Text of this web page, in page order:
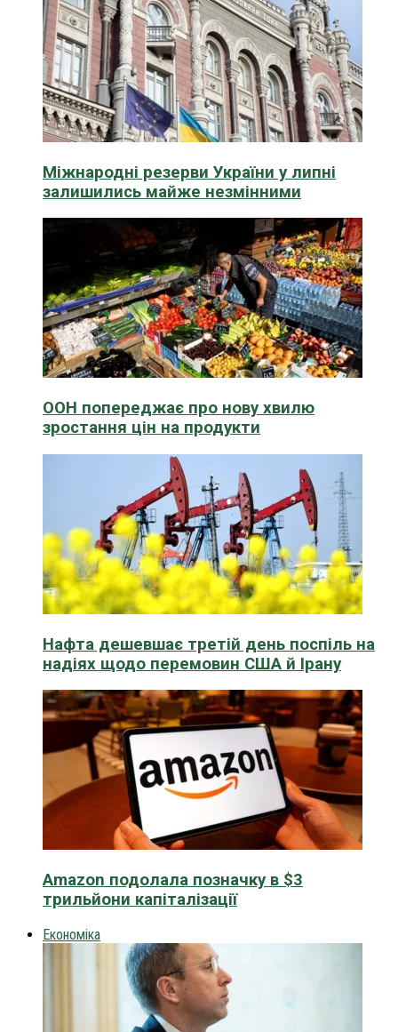
Міжнародні резерви України у липні
залишились майже незмінними
ООН попереджає про нову хвилю
зростання цін на продукти
Нафта дешевшає третій день поспіль на
надіях щодо перемовин США й Ірану
Amazon подолала позначку в $3
трильйони капіталізації
Економіка